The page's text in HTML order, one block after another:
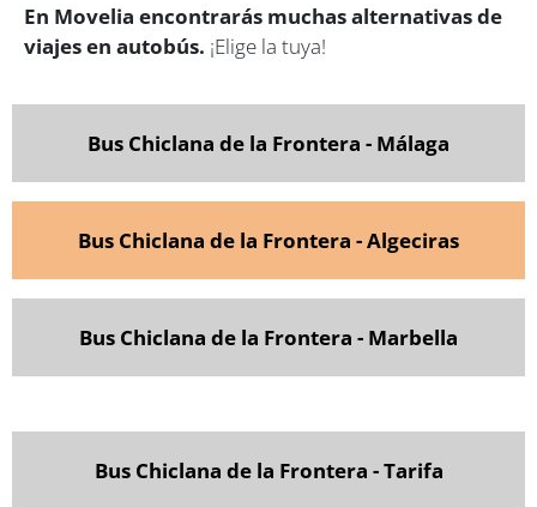
En Movelia encontrarás muchas alternativas de
viajes en autobús. ¡Elige la tuya!
Bus Chiclana de la Frontera - Málaga
Bus Chiclana de la Frontera - Algeciras
Bus Chiclana de la Frontera - Marbella
Bus Chiclana de la Frontera - Tarifa